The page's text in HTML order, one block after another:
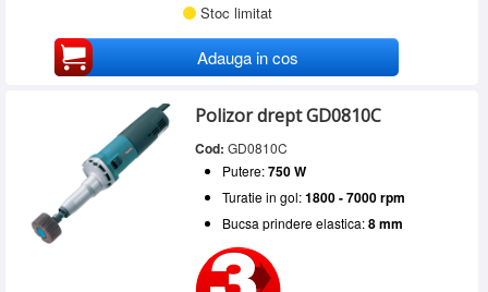
Stoc limitat
Adauga in cos
Polizor drept GD0810C
Cod: GD0810C
Putere:750 W
Turatie in gol:1800 - 7000 rpm
Bucsa prindere elastica:8 mm